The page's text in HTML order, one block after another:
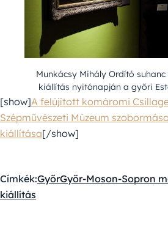
Munkácsy Mihály Ordító
kiállítás nyitónapján a győri
[show]A felújított komáromi
Szépművészeti Múzeum
kiállítása[/show]
Címkék:GyőrGyőr-Moson-Sopron
kiállítás